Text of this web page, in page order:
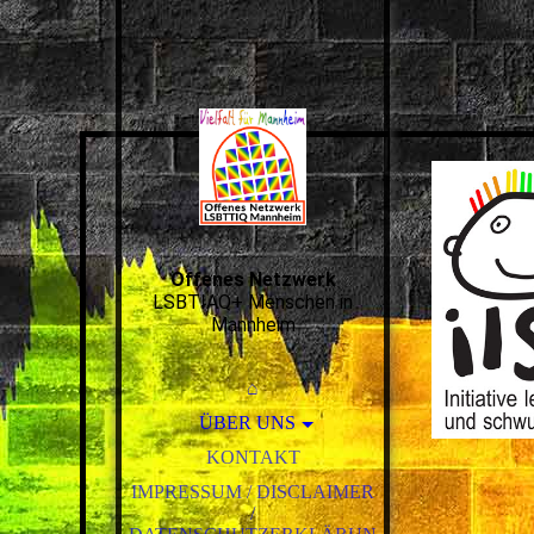
Offenes Netzwerk
LSBTIAQ+ Menschen in
Mannheim
⌂
ÜBER UNS
AG DIE LINKE.QUEER
MANNHEIM/RHEIN-
NECKAR
KONTAKT
IMPRESSUM / DISCLAIMER
/